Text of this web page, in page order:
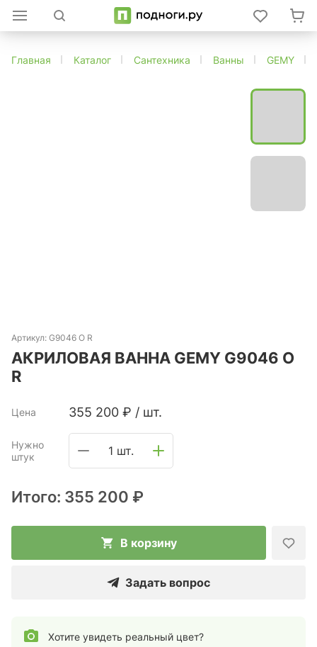
Главная Каталог Сантехника Ванны GEMY
Артикул: G9046 O R
АКРИЛОВАЯ ВАННА GEMY G9046 O
R
Цена 355 200 ₽ / шт.
Нужно
штук
1 шт.
Итого: 355 200 ₽
В корзину
Задать вопрос
Хотите увидеть реальный цвет?